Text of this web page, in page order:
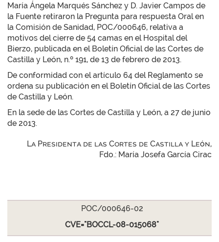
María Ángela Marqués Sánchez y D. Javier Campos de
la Fuente retiraron la Pregunta para respuesta Oral en
la Comisión de Sanidad, POC/000646, relativa a
motivos del cierre de 54 camas en el Hospital del
Bierzo, publicada en el Boletín Oficial de las Cortes de
Castilla y León, n.º 191, de 13 de febrero de 2013.
De conformidad con el artículo 64 del Reglamento se
ordena su publicación en el Boletín Oficial de las Cortes
de Castilla y León.
En la sede de las Cortes de Castilla y León, a 27 de junio
de 2013.
La Presidenta de las Cortes de Castilla y León,
Fdo.: María Josefa García Cirac
POC/000646-02
CVE="BOCCL-08-015068"